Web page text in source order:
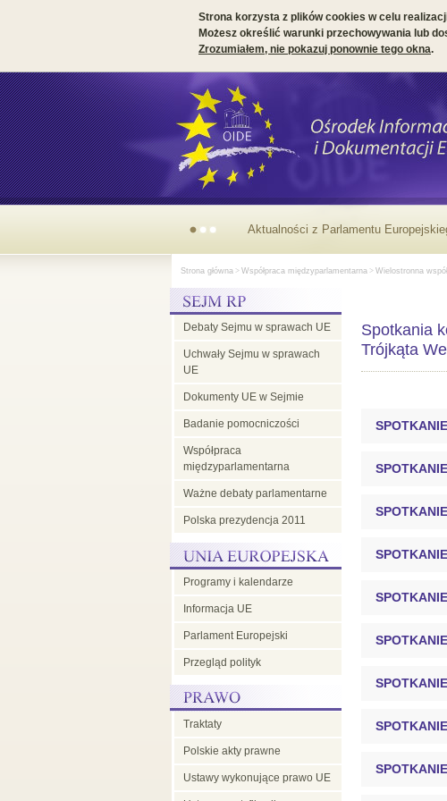
Strona korzysta z plików cookies w celu
Możesz określić warunki przechowywania lub
Zrozumiałem, nie pokazuj ponownie tego okna.
Aktualności z Parlamentu
Strona główna > Współpraca międzyparlamentarna > Wielostronna
Debaty Sejmu w sprawach UE
Uchwały Sejmu w sprawach
UE
Dokumenty UE w Sejmie
Badanie pomocniczości
Współpraca
międzyparlamentarna
Ważne debaty parlamentarne
Polska prezydencja 2011
Programy i kalendarze
Informacja UE
Parlament Europejski
Przegląd polityk
Traktaty
Polskie akty prawne
Ustawy wykonujące prawo UE
Spotkania
Trójkąta
SPOTKANIE
SPOTKANIE
SPOTKANIE
SPOTKANIE
SPOTKANIE
SPOTKANIE
SPOTKANIE
SPOTKANIE
SPOTKANIE